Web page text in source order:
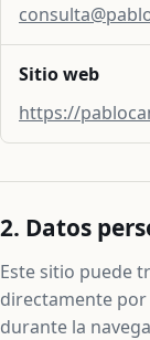
Sitio web
https://
2. Datos
Este sitio puede
directamente
durante la